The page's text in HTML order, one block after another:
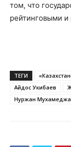
том, что
рейтинговыми
ТЕГИ
Айдос Укибаев
Нуржан